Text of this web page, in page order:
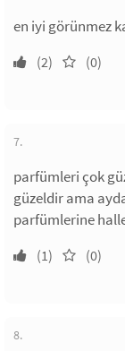
en iyi görünmez
(2) (0)
7.
parfümleri çok
güzeldir ama
parfümlerine
(1) (0)
8.